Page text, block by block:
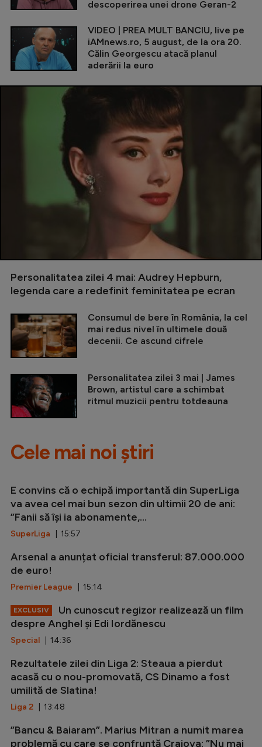
descoperirea unei drone Geran-2
VIDEO | PREA MULT BANCIU, live pe
iAMnews.ro, 5 august, de la ora 20.
Călin Georgescu atacă planul
aderării la euro
Personalitatea zilei 4 mai: Audrey Hepburn,
legenda care a redefinit feminitatea pe ecran
Consumul de bere în România, la cel
mai redus nivel în ultimele două
decenii. Ce ascund cifrele
Personalitatea zilei 3 mai | James
Brown, artistul care a schimbat
ritmul muzicii pentru totdeauna
Cele mai noi știri
E convins că o echipă importantă din SuperLiga
va avea cel mai bun sezon din ultimii 20 de ani:
”Fanii să își ia abonamente,...
SuperLiga | 15:57
Arsenal a anunțat oficial transferul: 87.000.000
de euro!
Premier League | 15:14
EXCLUSIV
Un cunoscut regizor realizează un film
despre Anghel și Edi Iordănescu
Special | 14:36
Rezultatele zilei din Liga 2: Steaua a pierdut
acasă cu o nou-promovată, CS Dinamo a fost
umilită de Slatina!
Liga 2 | 13:48
”Bancu & Baiaram”. Marius Mitran a numit marea
problemă cu care se confruntă Craiova: ”Nu mai